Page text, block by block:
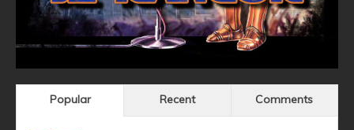
Popular Recent Comments